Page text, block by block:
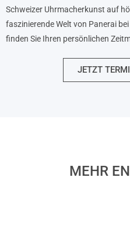
Schweizer Uhrmacherkunst auf
faszinierende Welt von Panerai
finden Sie Ihren persönlichen
JETZT
MEHR